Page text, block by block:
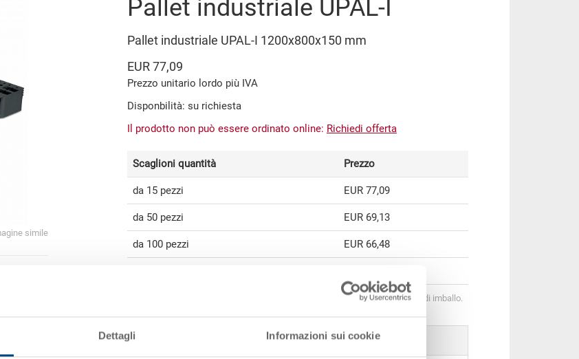
Dettagli Informazioni sui cookie
simile
Pallet industriale UPAL-I
Pallet industriale UPAL-I 1200x800x150 mm
EUR 77,09
Prezzo unitario lordo più IVA
Disponbilità: su richiesta
Il prodotto non può essere ordinato online: Richiedi offerta
Scaglioni quantità Prezzo
da 15 pezzi EUR 77,09
da 50 pezzi EUR 69,13
da 100 pezzi EUR 66,48
Scaglionamento per quantità secondo le unità di imballo.